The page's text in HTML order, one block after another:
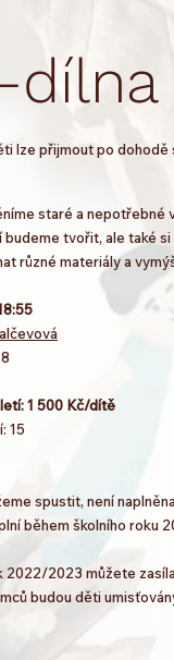
dílna
lze přijmout po dohodě
staré a nepotřebné
budeme tvořit, ale také
různé materiály a
1 500 Kč/dítě
15
spustit, není
během školního roku
2022/2023 můžete
budou děti